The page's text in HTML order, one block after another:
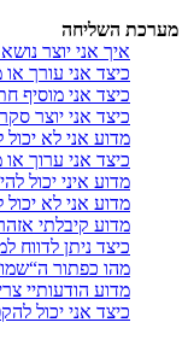
מערכת השליחה
איך אני יוצר
כיצד אני עורך
כיצד אני מוסיף
כיצד אני יוצר
מדוע אני לא
כיצד אני ערוך
מדוע איני יכול
מדוע אני לא
מדוע קיבלתי
כיצד ניתן לדווח
מהו כפתור
מדוע הודעותיי
כיצד אני יכול